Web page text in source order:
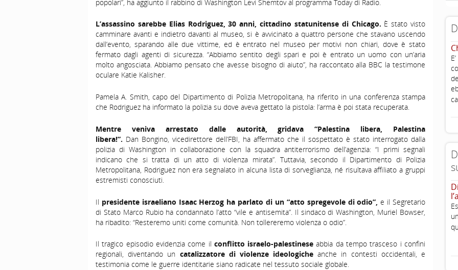
popolari”, ha aggiunto il rabbino di Washington Levi Shemtoval programma Today di Radio.
L’assassino sarebbe Elias Rodriguez, 30 anni, cittadino statunitense di Chicago. È stato visto
camminare avanti e indietro davanti al museo, si è avvicinato a quattro persone che stavano uscendo
dall’evento, sparando alle due vittime, ed è entrato nel museo per motivi non chiari, dove è stato
fermato dagli agenti di sicurezza. “Abbiamo sentito degli spari e poi è entrato un uomo con un’aria
molto angosciata. Abbiamo pensato che avesse bisogno di aiuto”, ha raccontato alla BBC la testimone
oculare Katie Kalisher.
Pamela A. Smith, capo del Dipartimento di Polizia Metropolitana, ha riferito in una conferenza stampa
che Rodriguez ha informato la polizia su dove aveva gettato la pistola: l’arma è poi stata recuperata.
Mentre veniva arrestato dalle autorità, gridava“Palestina libera, Palestina
libera!”. Dan Bongino , vicedirettore dell’FBI, ha affermato che il sospettato è stato interrogato dalla
polizia di Washington in collaborazione con la squadra antiterrorismo dell’agenzia: “I primi segnali
indicano che si tratta di un atto di violenza mirata”. Tuttavia, secondo il Dipartimento di Polizia
Metropolitana, Rodriguez non era segnalato in alcuna lista di sorveglianza, né risultava affiliato a gruppi
estremisti conosciuti.
Il presidente israeliano Isaac Herzog ha parlato di un “atto spregevole di odio”, e il Segretario
di Stato Marco Rubioha condannato l’atto “vile e antisemita”. Il sindaco diWashington, Muriel Bowser,
ha ribadito: “Resteremo uniti come comunità. Non tollereremo violenza o odio”.
Il tragico episodio evidenzia come il conflitto israelo-palestinese abbia da tempo trasceso i confini
regionali, diventando un catalizzatore di violenze ideologiche anche in contesti occidentali, e
testimonia come le guerre identitarie siano radicate nel tessuto sociale globale.